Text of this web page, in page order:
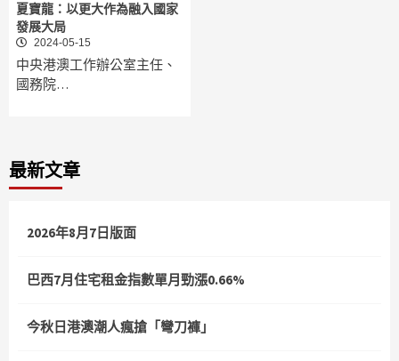
夏寶龍：以更大作為融入國家
發展大局
2024-05-15
中央港澳工作辦公室主任、
國務院…
最新文章
2026年8月7日版面
巴西7月住宅租金指數單月勁漲0.66%
今秋日港澳潮人瘋搶「彎刀褲」